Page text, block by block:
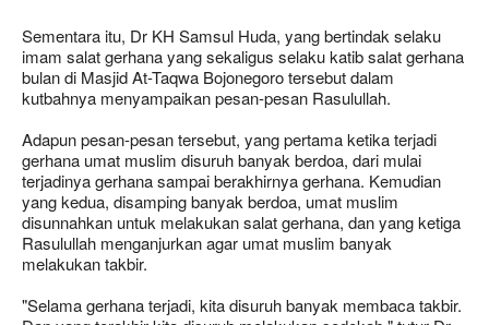
Sementara itu, Dr KH Samsul Huda, yang bertindak selaku
imam salat gerhana yang sekaligus selaku katib salat gerhana
bulan di Masjid At-Taqwa Bojonegoro tersebut dalam
kutbahnya menyampaikan pesan-pesan Rasulullah.
Adapun pesan-pesan tersebut, yang pertama ketika terjadi
gerhana umat muslim disuruh banyak berdoa, dari mulai
terjadinya gerhana sampai berakhirnya gerhana. Kemudian
yang kedua, disamping banyak berdoa, umat muslim
disunnahkan untuk melakukan salat gerhana, dan yang ketiga
Rasulullah menganjurkan agar umat muslim banyak
melakukan takbir.
"Selama gerhana terjadi, kita disuruh banyak membaca takbir.